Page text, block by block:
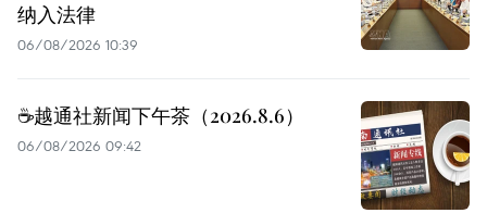
纳入法律
06/08/2026 10:39
☕️越通社新闻下午茶（2026.8.6）
06/08/2026 09:42